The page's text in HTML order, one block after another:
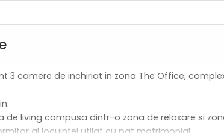
3 camere de inchiriat in zona The Office,
de living compusa dintr-o zona de relaxare si